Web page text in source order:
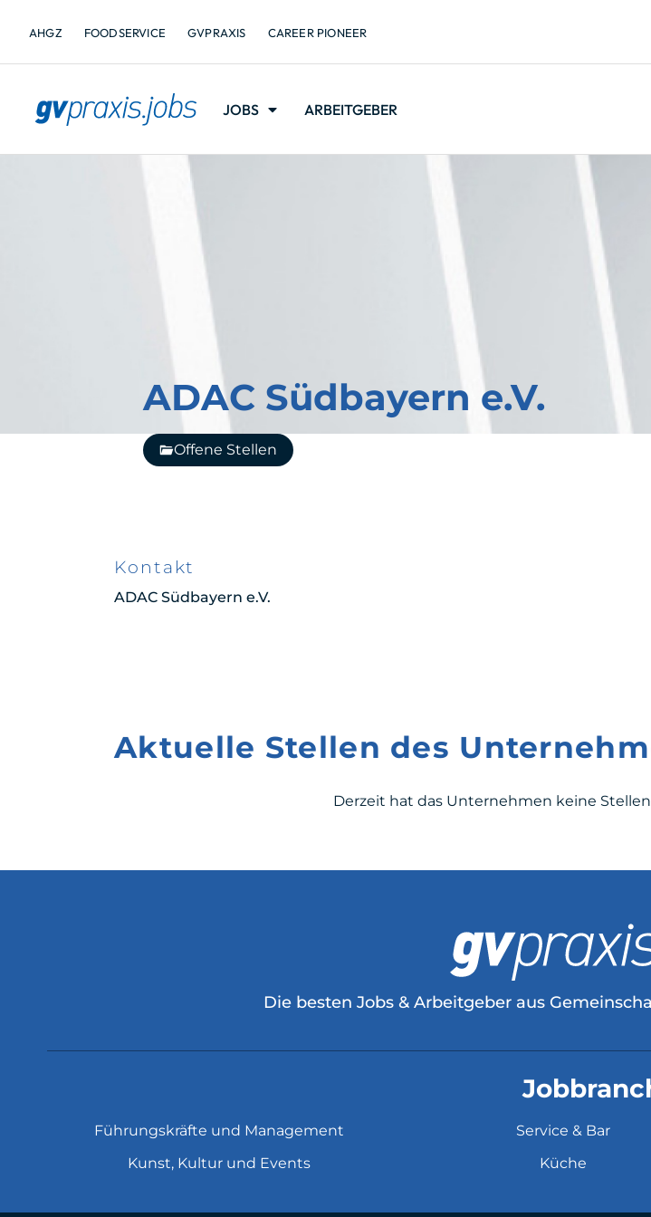
AHGZ FOODSERVICE GVPRAXIS CAREER PIONEER
JOBS ARBEITGEBER
ADAC Südbayern e.V.
Offene Stellen
Kontakt
ADAC Südbayern e.V.
Aktuelle Stellen des
Derzeit hat das Unternehmen keine
Die besten Jobs & Arbeitgeber aus
Führungskräfte und Management
Kunst, Kultur und Events
Service & Bar
Küche